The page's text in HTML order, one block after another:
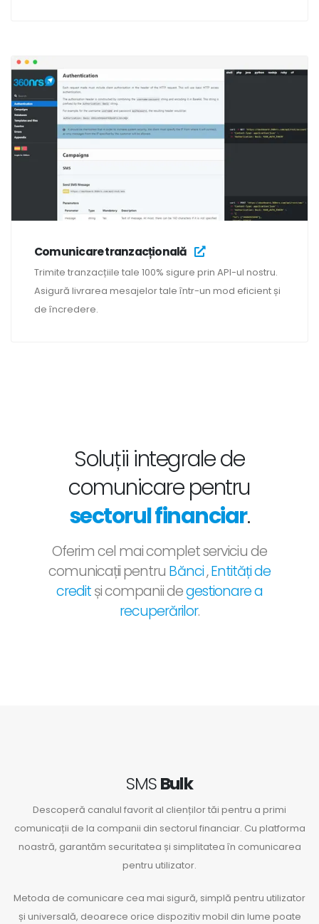
Comunicare tranzacțională
Trimite tranzacțiile tale 100% sigure prin API-ul nostru.
Asigură livrarea mesajelor tale într-un mod eficient și
de încredere.
Soluții integrale de
comunicare pentru
sectorul financiar.
Oferim cel mai complet serviciu de
comunicații pentru Bănci,Entități de
creditși companii degestionare a
recuperărilor.
SMSBulk
Descoperă canalul favorit al clienților tăi pentru a primi
comunicații de la companii din sectorul financiar. Cu platforma
noastră, garantăm securitatea și simplitatea în comunicarea
pentru utilizator.
Metoda de comunicare cea mai sigură, simplă pentru utilizator
și universală, deoarece orice dispozitiv mobil din lume poate